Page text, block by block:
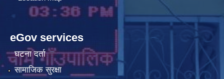
eGov services
घटना दर्ता
सामाजिक सुरक्षा